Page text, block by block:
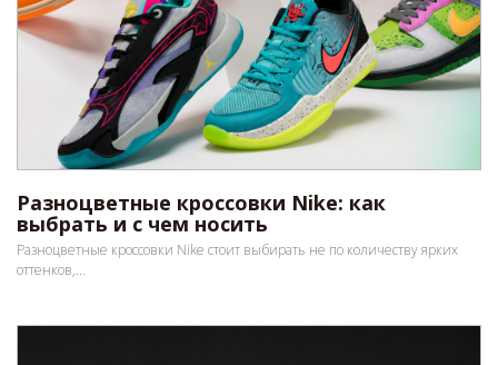
Разноцветные кроссовки Nike: как
выбрать и с чем носить
Разноцветные кроссовки Nike стоит выбирать не по количеству ярких
оттенков,...